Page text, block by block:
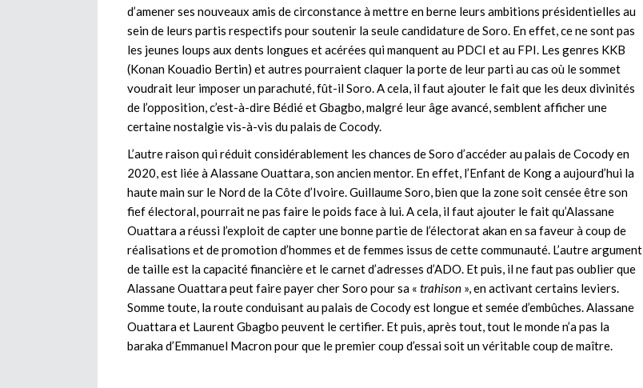
d’amener ses nouveaux amis de circonstance à mettre en berne leurs ambitions présidentielles au
sein de leurs partis respectifs pour soutenir la seule candidature de Soro. En effet, ce ne sont pas
les jeunes loups aux dents longues et acérées qui manquent au PDCI et au FPI. Les genres KKB
(Konan Kouadio Bertin) et autres pourraient claquer la porte de leur parti au cas où le sommet
voudrait leur imposer un parachuté, fût-il Soro. A cela, il faut ajouter le fait que les deux divinités
de l’opposition, c’est-à-dire Bédié et Gbagbo, malgré leur âge avancé, semblent afficher une
certaine nostalgie vis-à-vis du palais de Cocody.
L’autre raison qui réduit considérablement les chances de Soro d’accéder au palais de Cocody en
2020, est liée à Alassane Ouattara, son ancien mentor. En effet, l’Enfant de Kong a aujourd’hui la
haute main sur le Nord de la Côte d’Ivoire. Guillaume Soro, bien que la zone soit censée être son
fief électoral, pourrait ne pas faire le poids face à lui. A cela, il faut ajouter le fait qu’Alassane
Ouattara a réussi l’exploit de capter une bonne partie de l’électorat akan en sa faveur à coup de
réalisations et de promotion d’hommes et de femmes issus de cette communauté. L’autre argument
de taille est la capacité financière et le carnet d’adresses d’ADO. Et puis, il ne faut pas oublier que
Alassane Ouattara peut faire payer cher Soro pour sa « trahison », en activant certains leviers.
Somme toute, la route conduisant au palais de Cocody est longue et semée d’embûches. Alassane
Ouattara et Laurent Gbagbo peuvent le certifier. Et puis, après tout, tout le monde n’a pas la
baraka d’Emmanuel Macron pour que le premier coup d’essai soit un véritable coup de maître.